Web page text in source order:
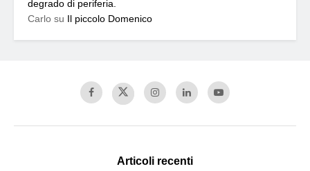
degrado di periferia.
Carlo su Il piccolo Domenico
Articoli recenti